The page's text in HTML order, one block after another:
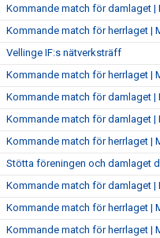
Kommande match för damlaget |
Kommande match för herrlaget |
Vellinge IF:s nätverksträff
Kommande match för herrlaget |
Kommande match för damlaget |
Kommande match för damlaget |
Kommande match för herrlaget |
Stötta föreningen och damlaget
Kommande match för damlaget |
Kommande match för herrlaget |
Kommande match för herrlaget |